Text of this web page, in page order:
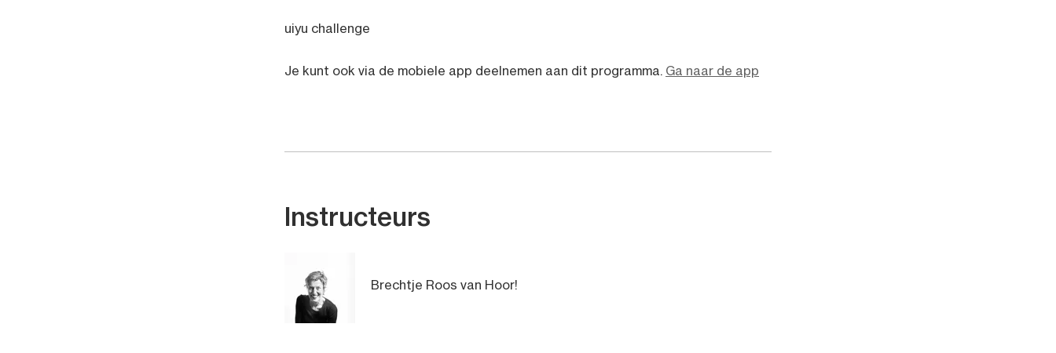
uiyu challenge
Je kunt ook via de mobiele app deelnemen aan dit programma. Ga naar de app
Instructeurs
Brechtje Roos van Hoor!